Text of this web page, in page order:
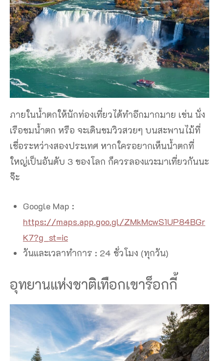
ภายในน้ำตกให้นักท่องเที่ยวได้ทำอีกมากมาย เช่น นั่ง
เรือชมน้ำตก หรือ จะเดินชมวิวสวยๆ บนสะพานไม้ที่
เชื่อระหว่างสองประเทศ หากใครอยากเห็นน้ำตกที่
ใหญ่เป็นอันดับ 3 ของโลก ก็ควรลองแวะมาเที่ยวกันนะ
จ๊ะ
Google Map :
https://maps.app.goo.gl/ZMkMcwS1UP84BGr
K7?g_st=ic
วันและเวลาทำการ : 24 ชั่วโมง (ทุกวัน)
อุทยานแห่งชาติเทือกเขาร็อกกี้